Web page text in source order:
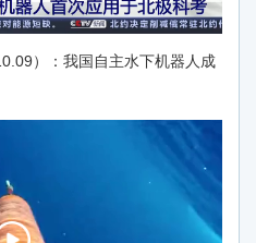
）：我国自主水下机器人成